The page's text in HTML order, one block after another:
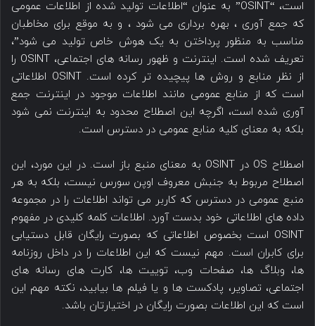
است، “OSINT” به عنوان “اطلاعات تولید شده از اطلاعات عمومی
که جمع آوری ، بهره برداری می شود ، و به موقع برای مخاطبان
مناسب به منظور پرداختن به یک هوش خاص تولید می شود”،
تعریف شده است. اینترنت و ظهور رسانه های اجتماعی، OSINT را
از نظر منابع و روش ها پیچیده تر کرده است. OSINT اطلاعاتی
است که از منابع عمومی مانند اطلاعات موجود در اینترنت جمع
آوری شده است، اگرچه این اصطلاح محدود به اینترنت نمی شود
بلکه به معنای کلیه منابع عمومی در دسترس است.
اصطلاح OS در OSINT به معنای منبع باز است. در این مورد، این
اصطلاح مربوط به جنبش معروف اوپن سورس نیست، بلکه به هر
منبع عمومی در دسترس که کاربر می تواند اطلاعات را در مجموعه
داده های اطلاعاتی خود بدست آورد. اطلاعات کلمه کلیدی در مفهوم
OSINT است بخصوص اطلاعاتی که بصورت رایگان قابل دستیابی
برای کابران است. مهم نیست که این اطلاعات را در داخل روزنامه
ها، وبلاگ ها، صفحات وب، توییت ها، کارت های رسانه های
اجتماعی، تصاویر، پادکست ها و یا فیلم ها بیابید، نکته مهم این
است که این اطلاعات بصورت رایگان در اختیارتان باشد.